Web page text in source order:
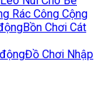
Rác Công Cộng
Bồn Chơi Cát
Đồ Chơi Nhập